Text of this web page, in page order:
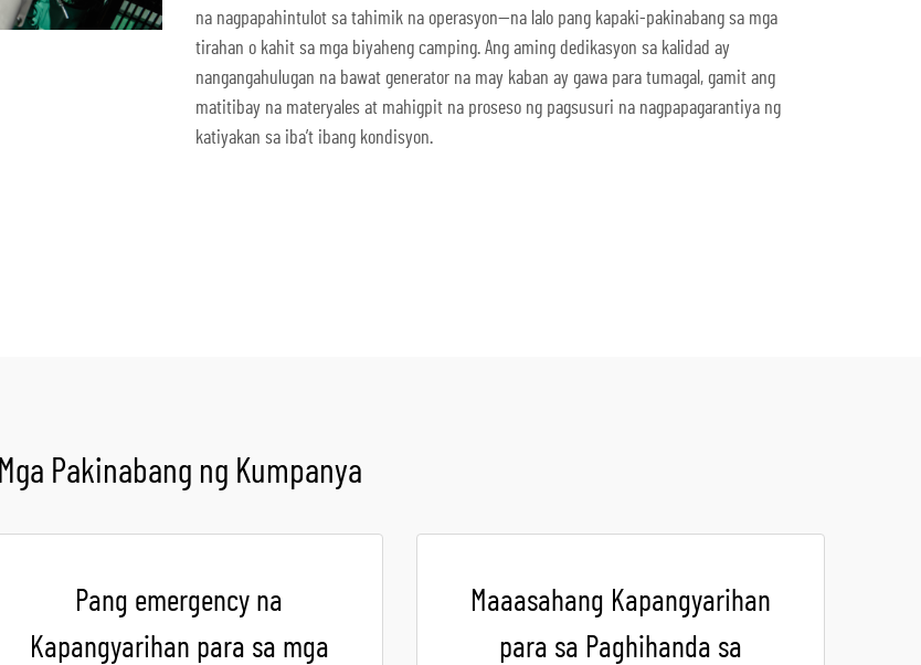
na nagpapahintulot sa tahimik na operasyon—na lalo pang kapaki-pakinabang sa mga
tirahan o kahit sa mga biyaheng camping. Ang aming dedikasyon sa kalidad ay
nangangahulugan na bawat generator na may kaban ay gawa para tumagal, gamit ang
matitibay na materyales at mahigpit na proseso ng pagsusuri na nagpapagarantiya ng
katiyakan sa iba’t ibang kondisyon.
Mga Pakinabang ng Kumpanya
Pang emergency na
Kapangyarihan para sa mga
Maaasahang Kapangyarihan
para sa Paghihanda sa